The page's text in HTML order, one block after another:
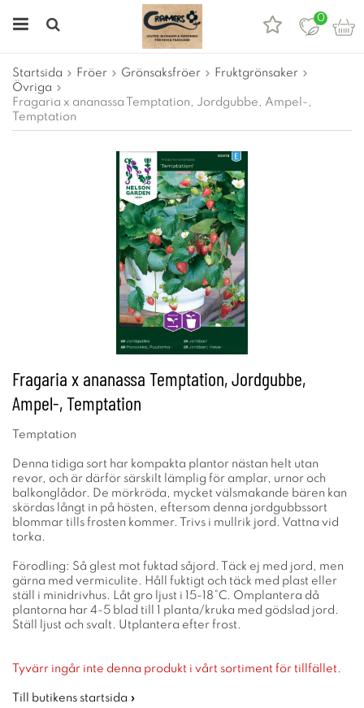
0
Startsida Fröer Grönsaksfröer
Fruktgrönsaker
Övriga
Fragaria x ananassa Temptation, Jordgubbe, Ampel-,
Temptation
Fragaria x ananassa Temptation, Jordgubbe,
Ampel-, Temptation
Temptation
Denna tidiga sort har kompakta plantor nästan helt utan
revor, och är därför särskilt lämplig för amplar, urnor och
balkonglådor. De mörkröda, mycket välsmakande bären kan
skördas långt in på hösten, eftersom denna jordgubbssort
blommar tills frosten kommer. Trivs i mullrik jord. Vattna vid
torka.
Förodling: Så glest mot fuktad såjord. Täck ej med jord, men
gärna med vermiculite. Håll fuktigt och täck med plast eller
ställ i minidrivhus. Låt gro ljust i 15-18°C. Omplantera då
plantorna har 4-5 blad till 1 planta/kruka med gödslad jord.
Ställ ljust och svalt. Utplantera efter frost.
Tyvärr ingår inte denna produkt i vårt sortiment för tillfället.
Till butikens startsida »